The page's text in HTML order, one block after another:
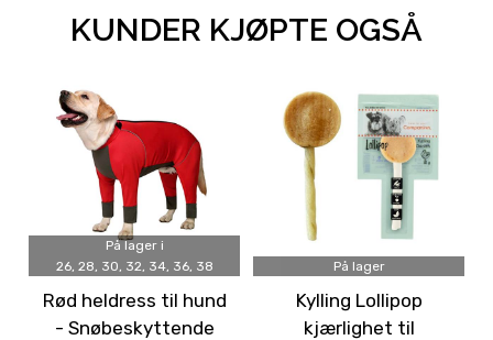
KUNDER KJØPTE OGSÅ
På lager i
26, 28, 30, 32, 34, 36, 38
Rød heldress til hund
- Snøbeskyttende
På lager
Kylling Lollipop
kjærlighet til